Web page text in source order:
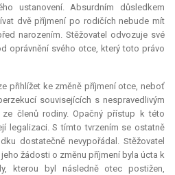
ustanovení. Absurdním důsledkem
dvě příjmení po rodičích nebude mít
narozením. Stěžovatel odvozuje své
oprávnění svého otce, který toto právo
přihlížet ke změně příjmení otce, neboť
souvisejících s nespravedlivým
členů rodiny. Opačný přístup k této
legalizaci. S tímto tvrzením se ostatně
dostatečně nevypořádal. Stěžovatel
žádosti o změnu příjmení byla úcta k
kterou byl následně otec postižen,